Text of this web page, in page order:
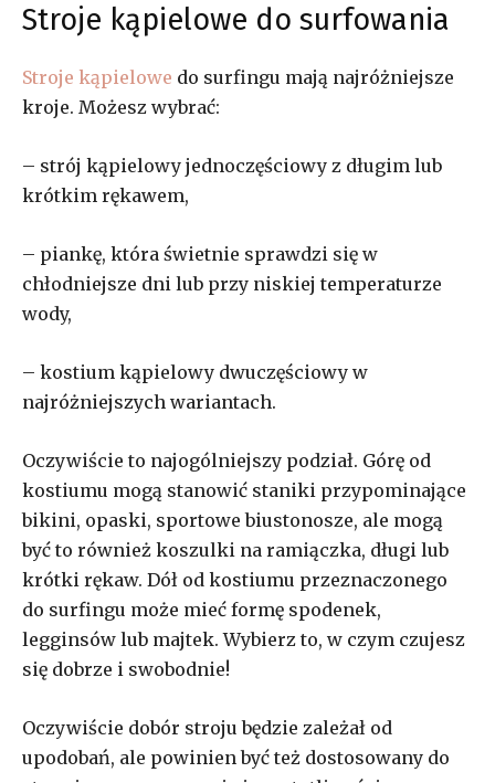
Stroje kąpielowe do surfowania
Stroje kąpielowe do surfingu mają najróżniejsze
kroje. Możesz wybrać:
– strój kąpielowy jednoczęściowy z długim lub
krótkim rękawem,
– piankę, która świetnie sprawdzi się w
chłodniejsze dni lub przy niskiej temperaturze
wody,
– kostium kąpielowy dwuczęściowy w
najróżniejszych wariantach.
Oczywiście to najogólniejszy podział. Górę od
kostiumu mogą stanowić staniki przypominające
bikini, opaski, sportowe biustonosze, ale mogą
być to również koszulki na ramiączka, długi lub
krótki rękaw. Dół od kostiumu przeznaczonego
do surfingu może mieć formę spodenek,
legginsów lub majtek. Wybierz to, w czym czujesz
się dobrze i swobodnie!
Oczywiście dobór stroju będzie zależał od
upodobań, ale powinien być też dostosowany do